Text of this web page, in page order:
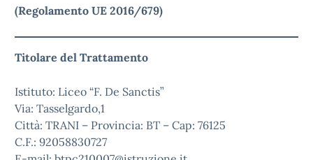
(Regolamento UE 2016/679)
Titolare del Trattamento
Istituto: Liceo “F. De Sanctis”
Via: Tasselgardo,1
Città: TRANI – Provincia: BT – Cap: 76125
C.F.: 92058830727